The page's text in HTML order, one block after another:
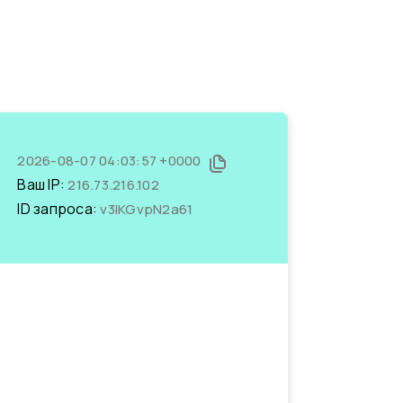
2026-08-07 04:03:57 +0000
Ваш IP:216.73.216.102
ID запроса:v3IKGvpN2a61